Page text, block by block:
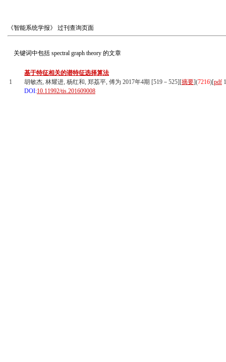
《智能系统学报》 过刊查询页面
关键词中包括 spectral graph theory 的文章
1
基于特征相关的谱特征选择算法
胡敏杰, 林耀进, 杨红和, 郑荔平, 傅为 2017年4期 [519－525][摘要](7216)[pdf
DOI:10.11992/tis.201609008